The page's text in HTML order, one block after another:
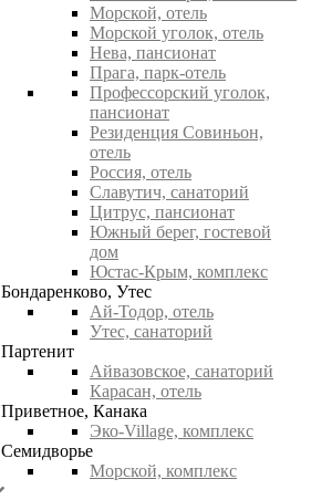
Морской, отель
Морской уголок, отель
Нева, пансионат
Прага, парк-отель
Профессорский уголок,
пансионат
Резиденция Совиньон,
отель
Россия, отель
Славутич, санаторий
Цитрус, пансионат
Южный берег, гостевой
дом
Юстас-Крым, комплекс
Бондаренково, Утес
Ай-Тодор, отель
Утес, санаторий
Партенит
Айвазовское, санаторий
Карасан, отель
Приветное, Канака
Эко-Village, комплекс
Семидворье
Морской, комплекс